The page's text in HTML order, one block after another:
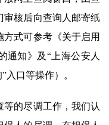
审核后向查询人邮寄纸
式可参考《关于启用
通知》及“上海公安人
入口等操作）。
的尽调工作，我们认